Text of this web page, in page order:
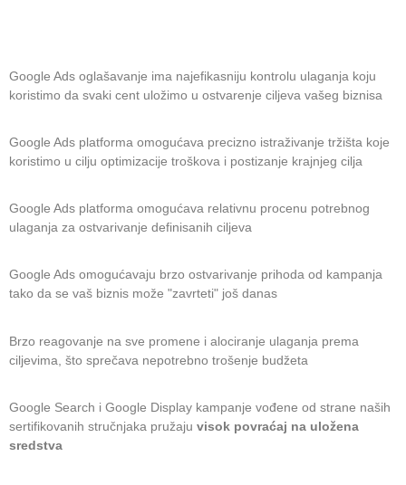
Google Ads oglašavanje ima najefikasniju kontrolu ulaganja koju
koristimo da svaki cent uložimo u ostvarenje ciljeva vašeg biznisa
Google Ads platforma omogućava precizno istraživanje tržišta koje
koristimo u cilju optimizacije troškova i postizanje krajnjeg cilja
Google Ads platforma omogućava relativnu procenu potrebnog
ulaganja za ostvarivanje definisanih ciljeva
Google Ads omogućavaju brzo ostvarivanje prihoda od kampanja
tako da se vaš biznis može "zavrteti" još danas
Brzo reagovanje na sve promene i alociranje ulaganja prema
ciljevima, što sprečava nepotrebno trošenje budžeta
Google Search i Google Display kampanje vođene od strane naših
sertifikovanih stručnjaka pružaju visok povraćaj na uložena
sredstva